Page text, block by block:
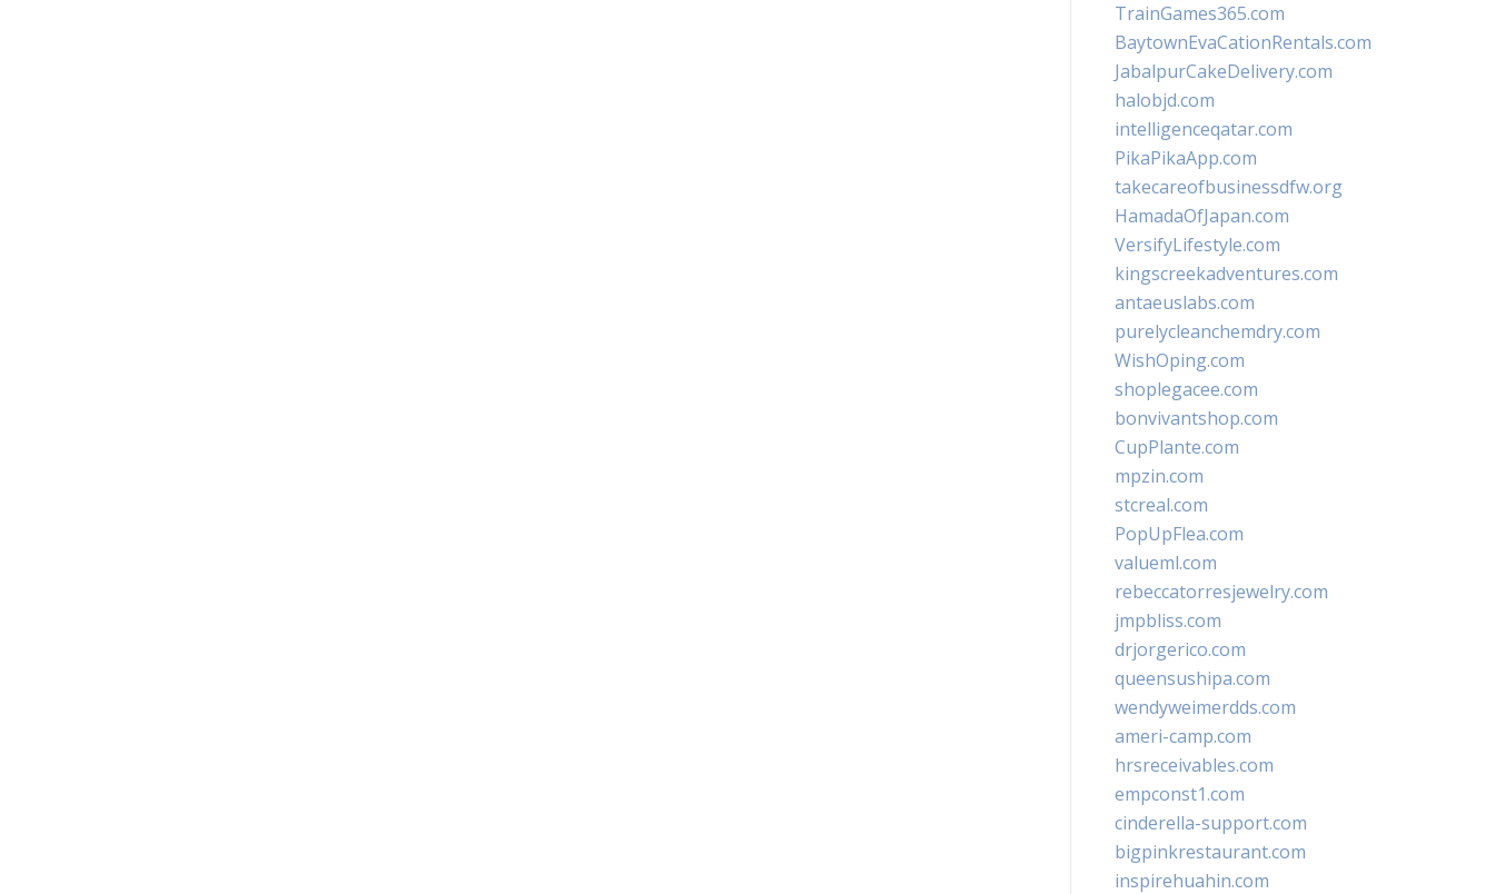
TrainGames365.com
BaytownEvaCationRentals.com
JabalpurCakeDelivery.com
halobjd.com
intelligenceqatar.com
PikaPikaApp.com
takecareofbusinessdfw.org
HamadaOfJapan.com
VersifyLifestyle.com
kingscreekadventures.com
antaeuslabs.com
purelycleanchemdry.com
WishOping.com
shoplegacee.com
bonvivantshop.com
CupPlante.com
mpzin.com
stcreal.com
PopUpFlea.com
valueml.com
rebeccatorresjewelry.com
jmpbliss.com
drjorgerico.com
queensushipa.com
wendyweimerdds.com
ameri-camp.com
hrsreceivables.com
empconst1.com
cinderella-support.com
bigpinkrestaurant.com
inspirehuahin.com